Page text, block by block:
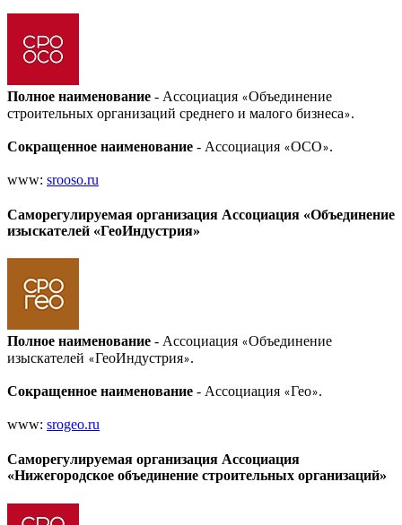
Полное наименование - Ассоциация «Объединение
строительных организаций среднего и малого бизнеса».
Сокращенное наименование - Ассоциация «ОСО».
www: srooso.ru
Саморегулируемая организация Ассоциация «Объединение
изыскателей «ГеоИндустрия»
Полное наименование - Ассоциация «Объединение
изыскателей «ГеоИндустрия».
Сокращенное наименование - Ассоциация «Гео».
www: srogeo.ru
Саморегулируемая организация Ассоциация
«Нижегородское объединение строительных организаций»